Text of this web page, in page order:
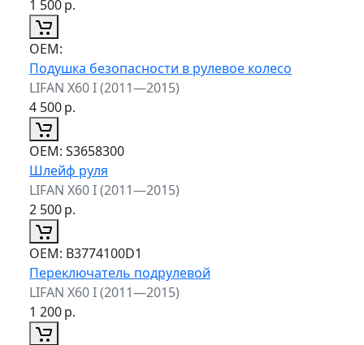
1 500р.
ОЕМ:
Подушка безопасности в рулевое колесо
LIFAN X60 I (2011—2015)
4 500р.
ОЕМ: S3658300
Шлейф руля
LIFAN X60 I (2011—2015)
2 500р.
ОЕМ: B3774100D1
Переключатель подрулевой
LIFAN X60 I (2011—2015)
1 200р.